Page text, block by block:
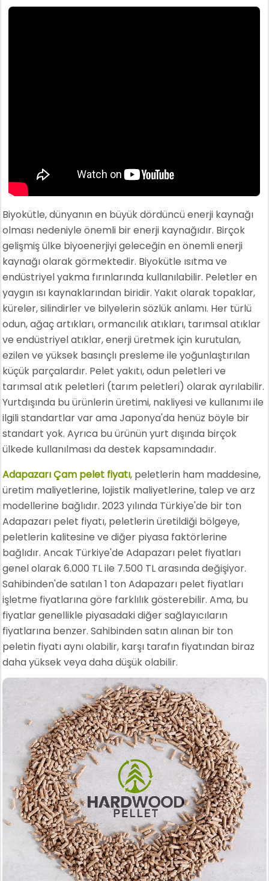
Biyokütle, dünyanın en büyük dördüncü enerji kaynağı
olması nedeniyle önemli bir enerji kaynağıdır. Birçok
gelişmiş ülke biyoenerjiyi geleceğin en önemli enerji
kaynağı olarak görmektedir. Biyokütle ısıtma ve
endüstriyel yakma fırınlarında kullanılabilir. Peletler en
yaygın ısı kaynaklarından biridir. Yakıt olarak topaklar,
küreler, silindirler ve bilyelerin sözlük anlamı. Her türlü
odun, ağaç artıkları, ormancılık atıkları, tarımsal atıklar
ve endüstriyel atıklar, enerji üretmek için kurutulan,
ezilen ve yüksek basınçlı presleme ile yoğunlaştırılan
küçük parçalardır. Pelet yakıtı, odun peletleri ve
tarımsal atık peletleri (tarım peletleri) olarak ayrılabilir.
Yurtdışında bu ürünlerin üretimi, nakliyesi ve kullanımı ile
ilgili standartlar var ama Japonya'da henüz böyle bir
standart yok. Ayrıca bu ürünün yurt dışında birçok
ülkede kullanılması da destek kapsamındadır.
Adapazarı Çam pelet fiyatı, peletlerin ham maddesine,
üretim maliyetlerine, lojistik maliyetlerine, talep ve arz
modellerine bağlıdır. 2023 yılında Türkiye'de bir ton
Adapazarı pelet fiyatı, peletlerin üretildiği bölgeye,
peletlerin kalitesine ve diğer piyasa faktörlerine
bağlıdır. Ancak Türkiye'de Adapazarı pelet fiyatları
genel olarak 6.000 TL ile 7.500 TL arasında değişiyor.
Sahibinden'de satılan 1 ton Adapazarı pelet fiyatları
işletme fiyatlarına göre farklılık gösterebilir. Ama, bu
fiyatlar genellikle piyasadaki diğer sağlayıcıların
fiyatlarına benzer. Sahibinden satın alınan bir ton
peletin fiyatı aynı olabilir, karşı tarafın fiyatından biraz
daha yüksek veya daha düşük olabilir.